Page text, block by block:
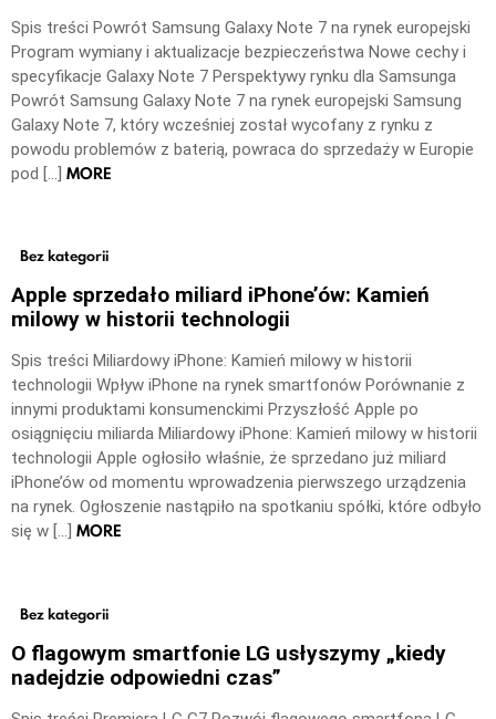
Spis treści Powrót Samsung Galaxy Note 7 na rynek europejski
Program wymiany i aktualizacje bezpieczeństwa Nowe cechy i
specyfikacje Galaxy Note 7 Perspektywy rynku dla Samsunga
Powrót Samsung Galaxy Note 7 na rynek europejski Samsung
Galaxy Note 7, który wcześniej został wycofany z rynku z
powodu problemów z baterią, powraca do sprzedaży w Europie
pod […] MORE
Bez kategorii
Apple sprzedało miliard iPhone’ów: Kamień
milowy w historii technologii
Spis treści Miliardowy iPhone: Kamień milowy w historii
technologii Wpływ iPhone na rynek smartfonów Porównanie z
innymi produktami konsumenckimi Przyszłość Apple po
osiągnięciu miliarda Miliardowy iPhone: Kamień milowy w historii
technologii Apple ogłosiło właśnie, że sprzedano już miliard
iPhone’ów od momentu wprowadzenia pierwszego urządzenia
na rynek. Ogłoszenie nastąpiło na spotkaniu spółki, które odbyło
się w […] MORE
Bez kategorii
O flagowym smartfonie LG usłyszymy „kiedy
nadejdzie odpowiedni czas”